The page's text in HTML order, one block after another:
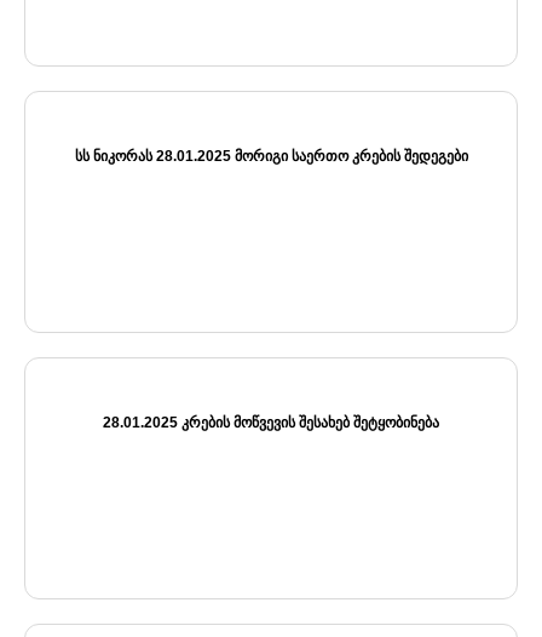
ᲡᲡ ᲜᲘᲙᲝᲠᲐᲡ 28.01.2025 ᲛᲝᲠᲘᲒᲘ ᲡᲐᲔᲠᲗᲝ ᲙᲠᲔᲑᲘᲡ ᲨᲔᲓᲔᲒᲔᲑᲘ
28.01.2025 ᲙᲠᲔᲑᲘᲡ ᲛᲝᲬᲕᲔᲕᲘᲡ ᲨᲔᲡᲐᲮᲔᲑ ᲨᲔᲢᲧᲝᲑᲘᲜᲔᲑᲐ